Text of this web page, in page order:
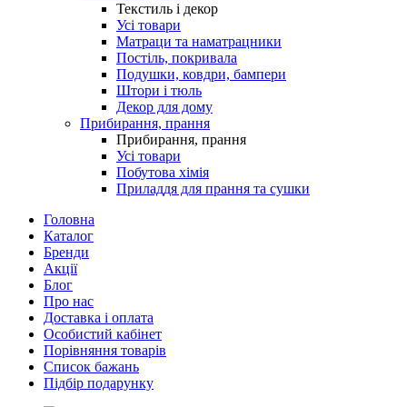
Текстиль і декор
Усі товари
Матраци та наматрацники
Постіль, покривала
Подушки, ковдри, бампери
Штори і тюль
Декор для дому
Прибирання, прання
Прибирання, прання
Усі товари
Побутова хімія
Приладдя для прання та сушки
Головна
Каталог
Бренди
Акції
Блог
Про нас
Доставка і оплата
Особистий кабінет
Порівняння товарів
Список бажань
Підбір подарунку